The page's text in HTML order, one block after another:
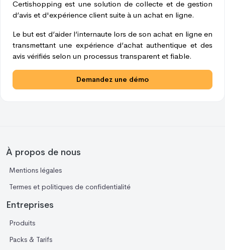
Certishopping est une solution de collecte et de gestion
d’avis et d'expérience client suite à un achat en ligne.
Le but est d’aider l’internaute lors de son achat en ligne en
transmettant une expérience d’achat authentique et des
avis vérifiés selon un processus transparent et fiable.
Demandez une démo
À propos de nous
Mentions légales
Termes et politiques de confidentialité
Entreprises
Produits
Packs & Tarifs